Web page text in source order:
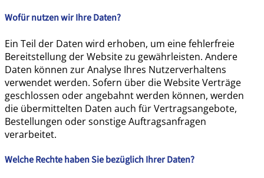
Wofür nutzen wir Ihre Daten?
Ein Teil der Daten wird erhoben, um eine fehlerfreie
Bereitstellung der Website zu gewährleisten. Andere
Daten können zur Analyse Ihres Nutzerverhaltens
verwendet werden. Sofern über die Website Verträge
geschlossen oder angebahnt werden können, werden
die übermittelten Daten auch für Vertragsangebote,
Bestellungen oder sonstige Auftragsanfragen
verarbeitet.
Welche Rechte haben Sie bezüglich Ihrer Daten?